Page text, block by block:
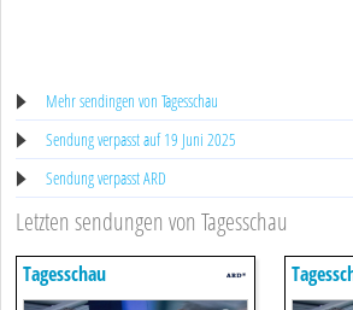
Mehr sendingen von Tagesschau
Sendung verpasst auf 19 Juni 2025
Sendung verpasst ARD
Letzten sendungen von Tagesschau
Tagesschau